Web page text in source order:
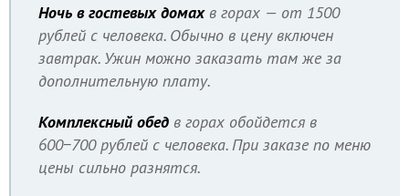
Ночь в гостевых домахв горах — от 1500
рублей с человека. Обычно в цену включен
завтрак. Ужин можно заказать там же за
дополнительную плату.
Комплексный обед в горах обойдется в
600−700 рублей с человека. При заказе по меню
цены сильно разнятся.